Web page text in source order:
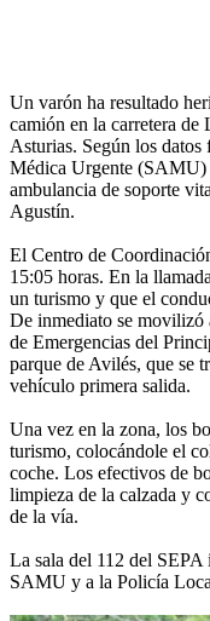
Un varón ha resultado
camión en la carretera de
Asturias. Según los
Médica Urgente (SAMU)
ambulancia de soporte
Agustín.
El Centro de
15:05 horas. En la
un turismo y que el
De inmediato se movilizó
de Emergencias del
parque de Avilés, que se
vehículo primera salida.
Una vez en la zona, los
turismo, colocándole el
coche. Los efectivos de
limpieza de la calzada y
de la vía.
La sala del 112 del
SAMU y a la Policía